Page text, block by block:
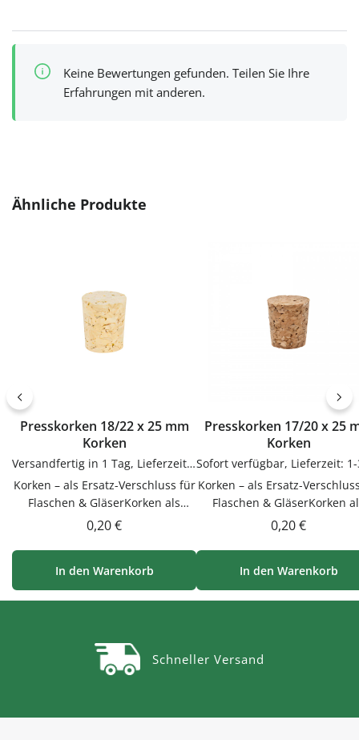
Keine Bewertungen gefunden. Teilen Sie Ihre
Erfahrungen mit anderen.
Produktgalerie überspringen
Ähnliche Produkte
Presskorken 18/22 x 25 mm
Korken
Versandfertig in 1 Tag, Lieferzeit 1-3 Tage
Korken – als Ersatz-Verschluss für
Flaschen & GläserKorken als
Ersatz-Verschluss für Flaschen &
Küche, Vorrat und Haushalt –
passend zu vielen Flaschen,
Gläsern und
Gläser. Einfach in der Anwendung
und langlebig im
Gebrauch.PflegehinweiseNach
lassenJetzt bestellenBestelle
Regulärer Preis:
0,20 €
In den Warenkorb
Presskorken 17/20 x 25
Korken
Korken – als Ersatz-
Flaschen & GläserKorken
Ersatz-Verschluss für
Küche, Vorrat und
passend zu vielen
Gläsern und
und langlebig im
lassenJetzt
Regulärer
0,20 €
In den Warenkorb
Schneller Versand